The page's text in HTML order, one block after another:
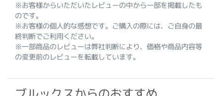
※お客様からいただいたレビューの中から一部を掲載したも
のです。
※お客様の個人的な感想です。ご購入の際には、ご自身の最
終判断でご利用ください。
※一部商品のレビューは弊社判断により、価格や商品内容等
の変更前のレビューを転載しています。